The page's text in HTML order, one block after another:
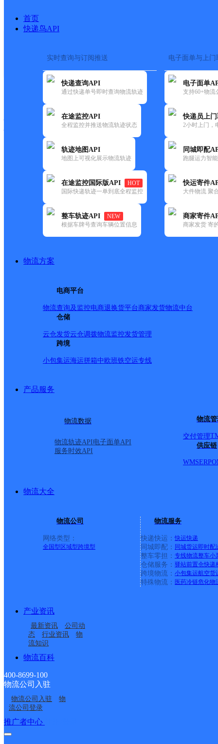
首页
快递鸟API
实时查询与订阅推送
快递查询API
通过快递单号即时查询物流轨迹
在途监控API
全程监控并推送物流轨迹状态
轨迹地图API
地图上可视化展示物流轨迹
在途监控国际版API
HOT
国际快递轨迹一单到底全程监控
整车轨迹API
NEW
根据车牌号查询车辆位置信息
电子面单与上门
电子面单
支持60+物流
快递员上
2小时上门，
同城即配
跑腿运力智
快运寄件
大件物流 聚
商家寄件
商家发货 寄
物流方案
电商平台
物流查询及监控电商退换货平台商家发货物流中台
仓储
云仓发货云仓调拨物流监控发货管理
跨境
小包集运海运拼箱中欧班铁空运专线
产品服务
物流数据
物流轨迹API电子面单API
服务时效API
物流
交付管理
供应链
WMSERP
物流大全
物流公司
网络类型：
全国型 区域型跨境型
物流服务
快递快运： 快运快递
同城即配： 同城货运即时配
整车零担： 专线物流整车小
仓储服务： 驿站前置仓快递
跨境物流： 小包集运航空货
特殊物流： 医药冷链危化物
产业资讯
最新资讯
公司动
态
行业资讯
物
流知识
物流百科
400-8699-100
物流公司入驻
物流公司入驻
物
流公司登录
推广者中心
快运大全 快递时效
中通
包头新都市区
更新时间：2022-07-14 00:00:00
所属快递：中通快递
所属区域：内蒙古自治区-包头市-九原区
网点地址：新都市区建设路北建华路东春阳苑17-111底店
网点负责人：
胜村委会,内蒙古自治区包头市九原区哈业胡同镇柴脑包
村委会,内蒙古自治区包头市九原区哈林格尔镇山羊圪堵
圪堵村委会,内蒙古自治区包头市九原区哈林格尔镇全巴
头市九原区麻池镇华成村委会,内蒙古自治区包头市九原
区麻池镇韩五村委会,内蒙古自治区包头市九原区麻池镇
胜村委会,内蒙古自治区包头市九原区哈业胡同镇新胜村
淖村委会,内蒙古自治区包头市九原区哈林格尔镇哈林格
村委会,内蒙古自治区包头市九原区麻池镇观音庙村村委
产仓储分部
包头希望园区
内蒙古包头公司新都市
区分部
包头九原区希望铝业营
业部
萨如拉邮政所
兴胜镇邮政所
包头滨河网点
接口API